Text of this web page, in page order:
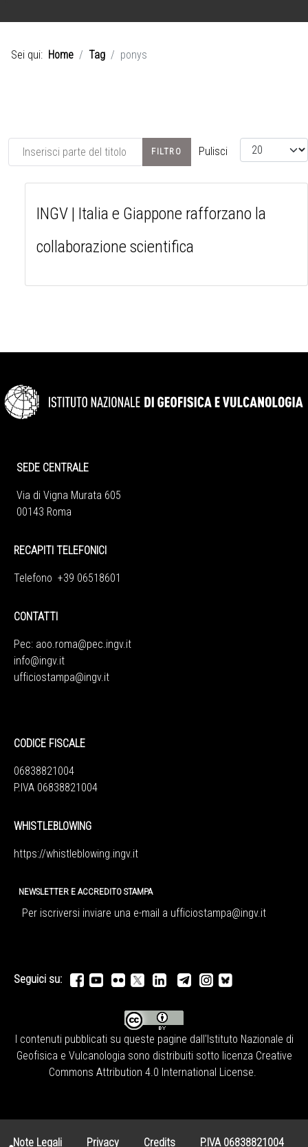
Sei qui: Home Tag ponys
Inserisci parte del titolo FILTRO Pulisci Visualizza #
INGV | Italia e Giappone rafforzano la
collaborazione scientifica
SEDE CENTRALE
Via di Vigna Murata 605
00143 Roma
RECAPITI TELEFONICI
Telefono +39 06518601
CONTATTI
Pec: aoo.roma@pec.ingv.it
info@ingv.it
ufficiostampa@ingv.it
CODICE FISCALE
06838821004
P.IVA 06838821004
WHISTLEBLOWING
https://whistleblowing.ingv.it
NEWSLETTER E ACCREDITO STAMPA
Per iscriversi inviare una e-mail a ufficiostampa@ingv.it
Seguici su:
I contenuti pubblicati su queste pagine dall' Istituto Nazionale di
Geofisica e Vulcanologia sono distribuiti sotto licenza Creative
Commons Attribution 4.0 International License.
Note Legali Privacy Credits P.IVA 06838821004